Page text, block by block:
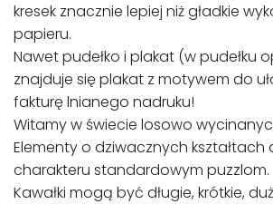
kresek znacznie lepiej niż gładkie
papieru.
Nawet pudełko i plakat (w pudełku
znajduje się plakat z motywem do
fakturę lnianego nadruku!
Witamy w świecie losowo
Elementy o dziwacznych kształtach
charakteru standardowym puzzlom.
Kawałki mogą być długie, krótkie,